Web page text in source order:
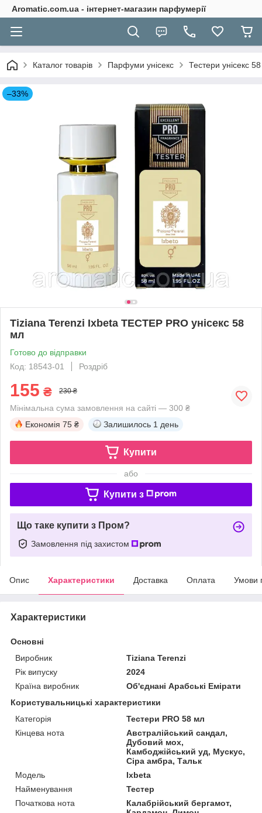
Aromatic.com.ua - інтернет-магазин парфумерії
Каталог товарів Парфуми унісекс Тестери унісекс
–33%
Tiziana Terenzi Ixbeta ТЕСТЕР PRO унісекс 58
мл
Готово до відправки
Код: 18543-01
Роздріб
155 ₴ 230 ₴
Мінімальна сума замовлення на сайті — 300 ₴
Економія 75 ₴ Залишилось 1 день
Купити
або
Купити з
Що таке купити з Пром?
Замовлення під захистом
Опис Характеристики Доставка Оплата Умови
Характеристики
Основні
Виробник
Tiziana Terenzi
Рік випуску
2024
Країна виробник
Об'єднані Арабські Емірати
Користувальницькі характеристики
Категорія
Тестери PRO 58 мл
Кінцева нота
Австралійський сандал,
Дубовий мох,
Камбоджійський уд, Мускус,
Сіра амбра, Тальк
Мoдель
Ixbeta
Найменування
Тестер
Початкова нота
Калабрійський бергамот,